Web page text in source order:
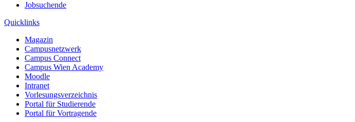
Jobsuchende
Quicklinks
Magazin
Campusnetzwerk
Campus Connect
Campus Wien Academy
Moodle
Intranet
Vorlesungsverzeichnis
Portal für Studierende
Portal für Vortragende